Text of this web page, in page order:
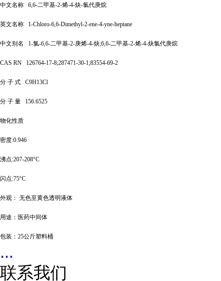
中文名称 6,6-二甲基-2-烯-4-炔-氯代庚烷
英文名称 1-Chloro-6,6-Dimethyl-2-ene-4-yne-heptane
中文别名 1-氯-6,6-二甲基-2-庚烯-4-炔;6,6-二甲基-2-烯-4-炔氯代庚烷
CAS RN 126764-17-8;287471-30-1;83554-69-2
分 子 式 C9H13Cl
分 子 量 156.6525
物化性质
密度:0.946
沸点:207-208°C
闪点:75°C
外观 ： 无色至黄色透明液体
用途 ：医药中间体
包装： 25公斤塑料桶
...
联系我们